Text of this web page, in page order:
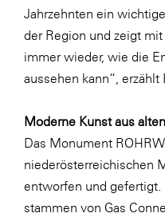
VALETTA
Verband Druck
Fahrzeugtechnik
WKS Fachgruppe
WK UBIT
Jahrzehnten ein
der Region und zeigt
immer wieder, wie die
aussehen kann“,
Moderne Kunst aus
Das Monument
niederösterreichischen
entworfen und gefertigt.
stammen von Gas